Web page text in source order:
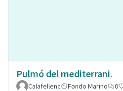
Pulmó del mediterrani.
Calafellenc
Fondo Marino 0